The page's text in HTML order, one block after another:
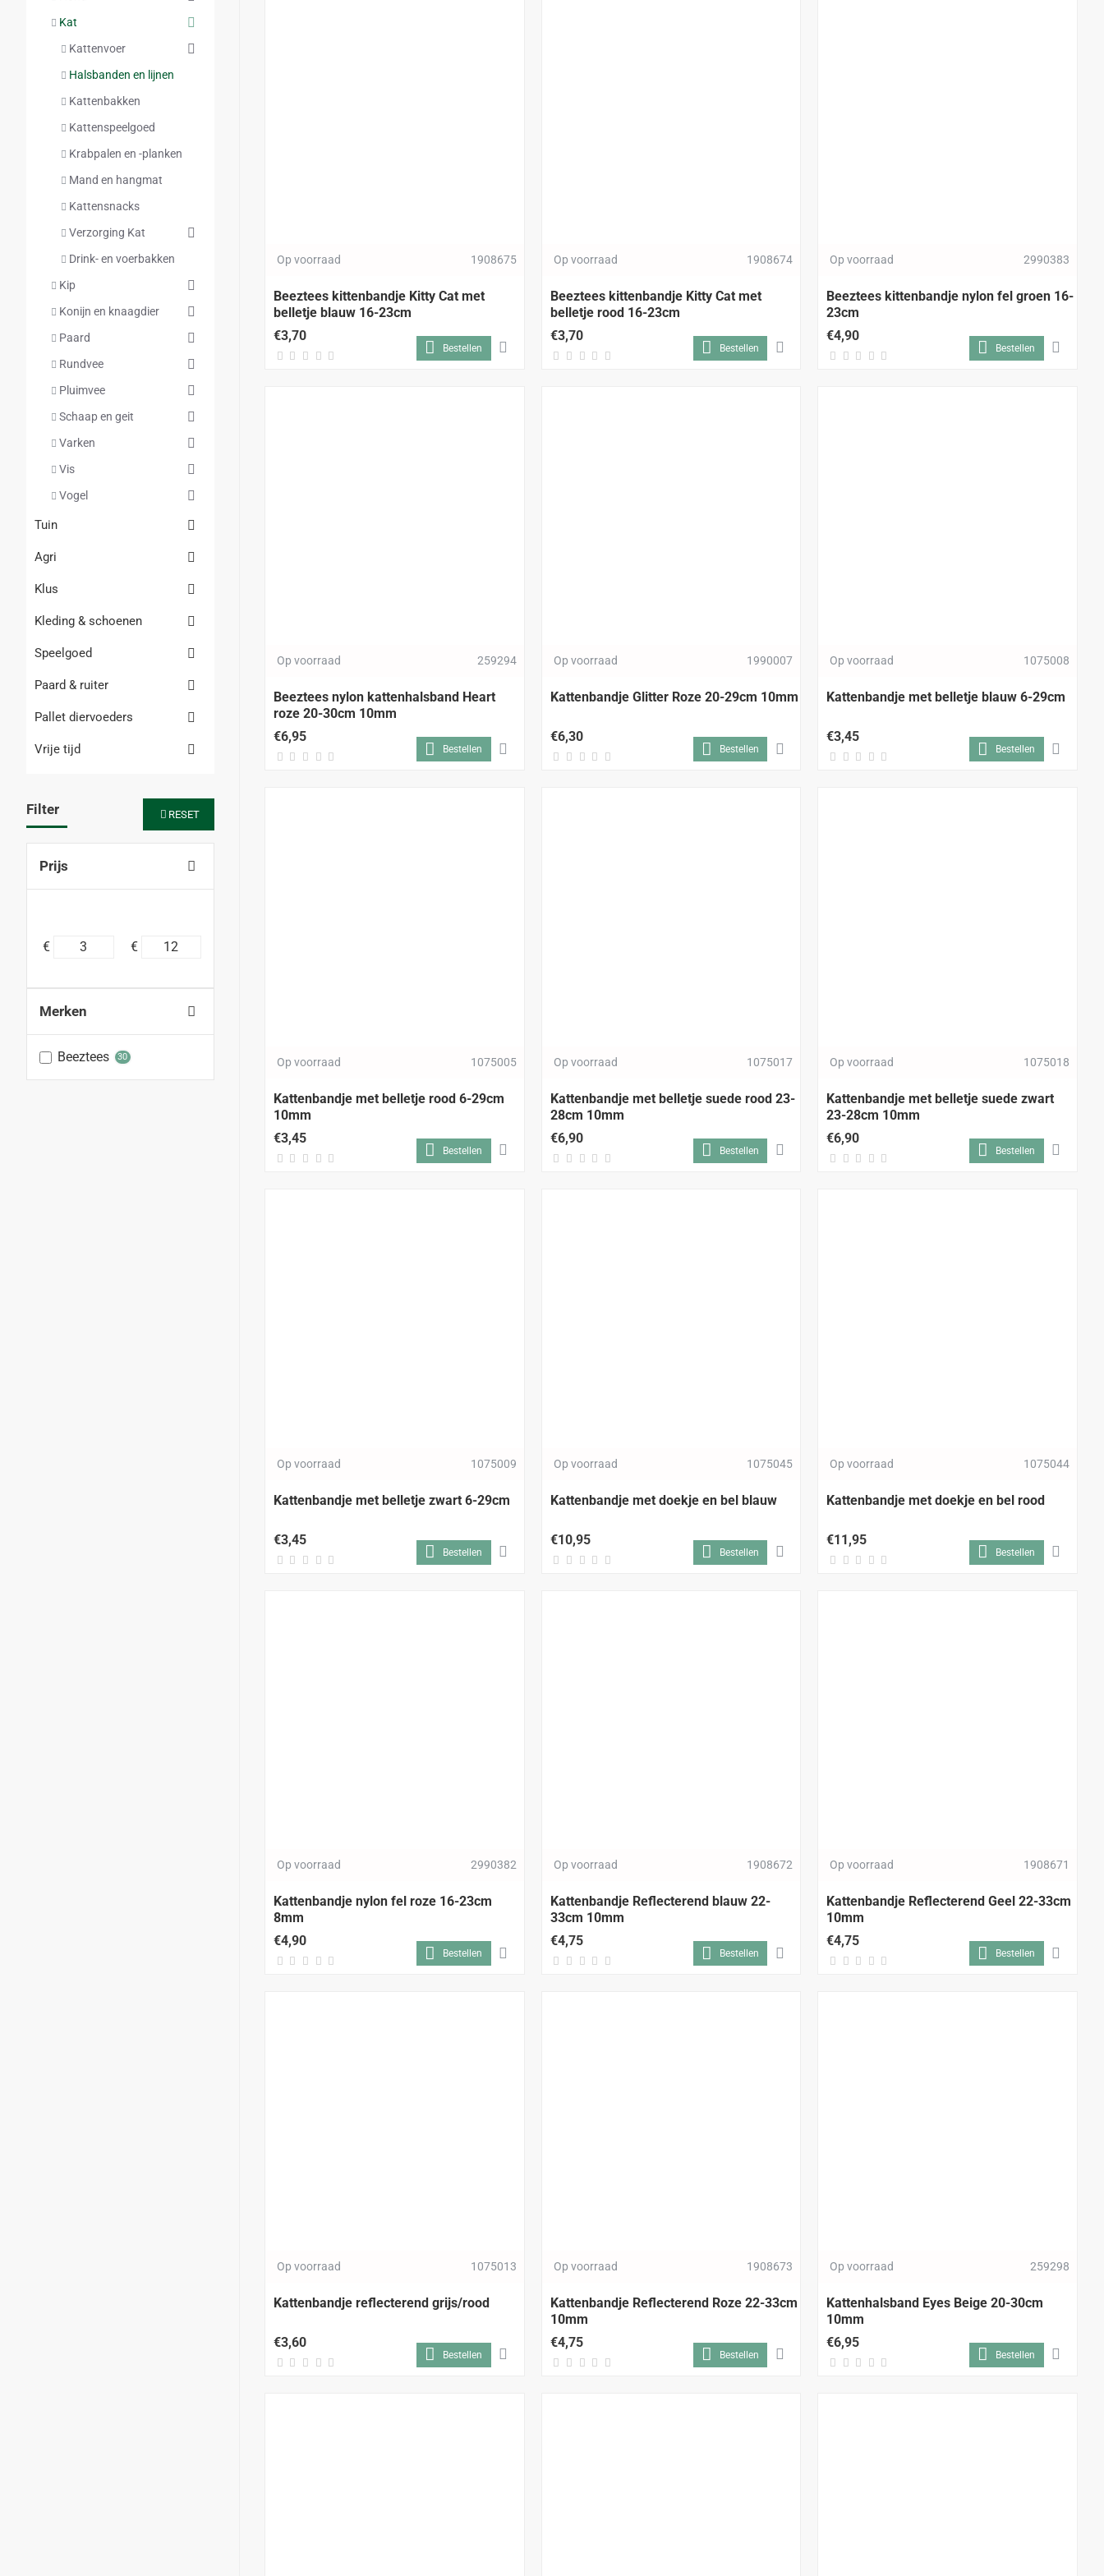
Kat
Kattenvoer
Halsbanden en lijnen
Kattenbakken
Kattenspeelgoed
Krabpalen en -planken
Mand en hangmat
Kattensnacks
Verzorging Kat
Drink- en voerbakken
Kip
Konijn en knaagdier
Paard
Rundvee
Pluimvee
Schaap en geit
Varken
Vis
Vogel
Tuin
Agri
Klus
Kleding & schoenen
Speelgoed
Paard & ruiter
Pallet diervoeders
Vrije tijd
Filter RESET
Prijs
€ €
Merken
Beeztees 30
Op voorraad 1908675
Beeztees kittenbandje Kitty Cat met
belletje blauw 16-23cm
€3,70
Bestellen
Op voorraad 1908674
Beeztees kittenbandje Kitty Cat met
belletje rood 16-23cm
€3,70
Bestellen
Op voorraad 2990383
Beeztees kittenbandje nylon fel groen 16-
23cm
€4,90
Bestellen
Op voorraad 259294
Beeztees nylon kattenhalsband Heart
roze 20-30cm 10mm
€6,95
Bestellen
Op voorraad 1990007
Kattenbandje Glitter Roze 20-29cm 10mm
€6,30
Bestellen
Op voorraad 1075008
Kattenbandje met belletje blauw 6-29cm
€3,45
Bestellen
Op voorraad 1075005
Kattenbandje met belletje rood 6-29cm
10mm
€3,45
Bestellen
Op voorraad 1075017
Kattenbandje met belletje suede rood 23-
28cm 10mm
€6,90
Bestellen
Op voorraad 1075018
Kattenbandje met belletje suede zwart
23-28cm 10mm
€6,90
Bestellen
Op voorraad 1075009
Kattenbandje met belletje zwart 6-29cm
€3,45
Bestellen
Op voorraad 1075045
Kattenbandje met doekje en bel blauw
€10,95
Bestellen
Op voorraad 1075044
Kattenbandje met doekje en bel rood
€11,95
Bestellen
Op voorraad 2990382
Kattenbandje nylon fel roze 16-23cm
8mm
€4,90
Bestellen
Op voorraad 1908672
Kattenbandje Reflecterend blauw 22-
33cm 10mm
€4,75
Bestellen
Op voorraad 1908671
Kattenbandje Reflecterend Geel 22-33cm
10mm
€4,75
Bestellen
Op voorraad 1075013
Kattenbandje reflecterend grijs/rood
€3,60
Bestellen
Op voorraad 1908673
Kattenbandje Reflecterend Roze 22-33cm
10mm
€4,75
Bestellen
Op voorraad 259298
Kattenhalsband Eyes Beige 20-30cm
10mm
€6,95
Bestellen